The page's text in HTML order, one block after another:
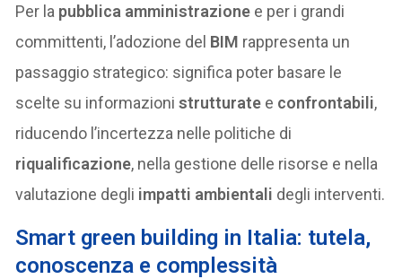
Per la pubblica amministrazione e per i grandi
committenti, l’adozione del BIM rappresenta un
passaggio strategico: significa poter basare le
scelte su informazionistrutturate e confrontabili,
riducendo l’incertezza nelle politiche di
riqualificazione, nella gestione delle risorse e nella
valutazione degli impatti ambientali degli interventi.
Smart green building in Italia: tutela,
conoscenza e complessità